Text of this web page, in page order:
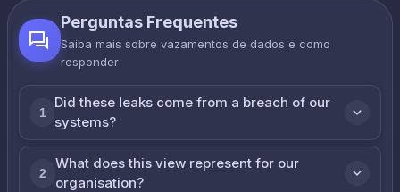
Perguntas Frequentes
Saiba mais sobre vazamentos de dados e como
responder
1
Did these leaks come from a breach of our
systems?
2
What does this view represent for our
organisation?